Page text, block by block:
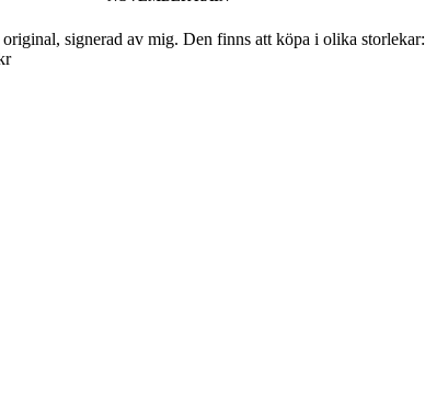
signerad av mig. Den finns att köpa i olika storlekar: